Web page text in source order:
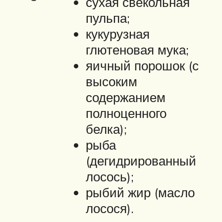
пульпа;
кукурузная
глютеновая мука;
яичный порошок (с
высоким
содержанием
полноценного
белка);
рыба
(дегидрированный
лосось);
рыбий жир (масло
лосося).